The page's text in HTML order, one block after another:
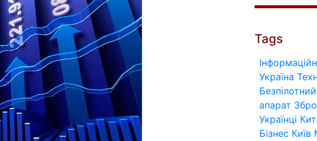
Tags
Україна
апарат
Українці
Бізнес Київ